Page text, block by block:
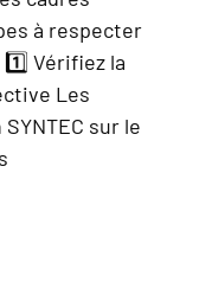
à respecter
Vérifiez la
Les
sur le